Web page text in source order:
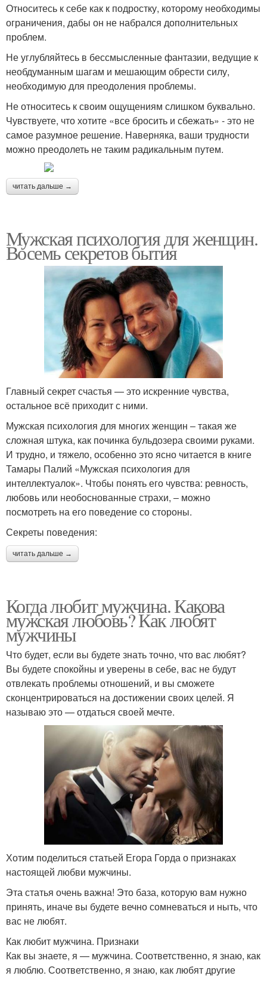
Относитесь к себе как к подростку, которому необходимы
ограничения, дабы он не набрался дополнительных
проблем.
Не углубляйтесь в бессмысленные фантазии, ведущие к
необдуманным шагам и мешающим обрести силу,
необходимую для преодоления проблемы.
Не относитесь к своим ощущениям слишком буквально.
Чувствуете, что хотите «все бросить и сбежать» - это не
самое разумное решение. Наверняка, ваши трудности
можно преодолеть не таким радикальным путем.
читать дальше →
Мужская психология для женщин.
Восемь секретов бытия
Главный секрет счастья — это искренние чувства,
остальное всё приходит с ними.
Мужская психология для многих женщин ‒ такая же
сложная штука, как починка бульдозера своими руками.
И трудно, и тяжело, особенно это ясно читается в книге
Тамары Палий «Мужская психология для
интеллектуалок». Чтобы понять его чувства: ревность,
любовь или необоснованные страхи, ‒ можно
посмотреть на его поведение со стороны.
Секреты поведения:
читать дальше →
Когда любит мужчина. Какова
мужская любовь? Как любят
мужчины
Что будет, если вы будете знать точно, что вас любят?
Вы будете спокойны и уверены в себе, вас не будут
отвлекать проблемы отношений, и вы сможете
сконцентрироваться на достижении своих целей. Я
называю это — отдаться своей мечте.
Хотим поделиться статьей Егора Горда о признаках
настоящей любви мужчины.
Эта статья очень важна! Это база, которую вам нужно
принять, иначе вы будете вечно сомневаться и ныть, что
вас не любят.
Как любит мужчина. Признаки
Как вы знаете, я — мужчина. Соответственно, я знаю, как
я люблю. Соответственно, я знаю, как любят другие